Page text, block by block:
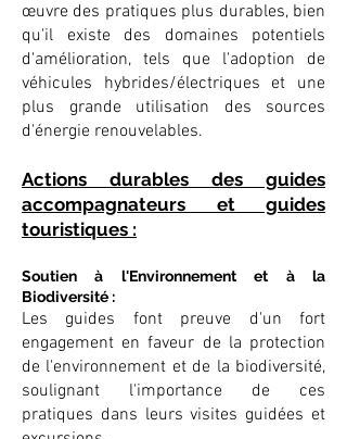
œuvre des pratiques plus durables, bien
qu'il existe des domaines potentiels
d'amélioration, tels que l'adoption de
véhicules hybrides/électriques et une
plus grande utilisation des sources
d'énergie renouvelables.
Actions durables des guides
accompagnateurs et guides
touristiques :
Soutien à l'Environnement et à la
Biodiversité :
Les guides font preuve d'un fort
engagement en faveur de la protection
de l'environnement et de la biodiversité,
soulignant l'importance de ces
pratiques dans leurs visites guidées et